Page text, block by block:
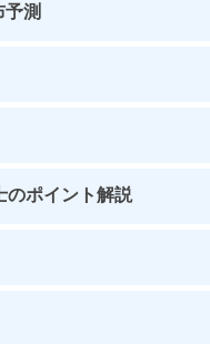
予測
のポイント解説